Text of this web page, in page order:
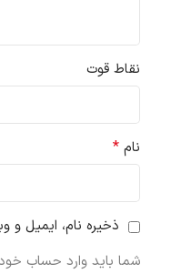
نقاط قوت
نام *
ذخیره نام، ایمیل و
شما باید وارد حساب